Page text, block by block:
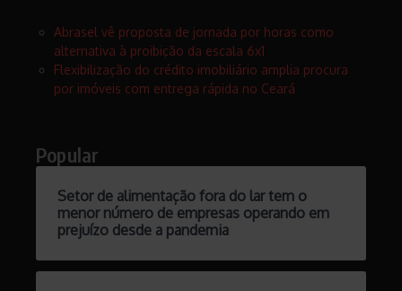
Abrasel vê proposta de jornada por horas como
alternativa à proibição da escala 6x1
Flexibilização do crédito imobiliário amplia procura
por imóveis com entrega rápida no Ceará
Popular
Setor de alimentação fora do lar tem o
menor número de empresas operando em
prejuízo desde a pandemia